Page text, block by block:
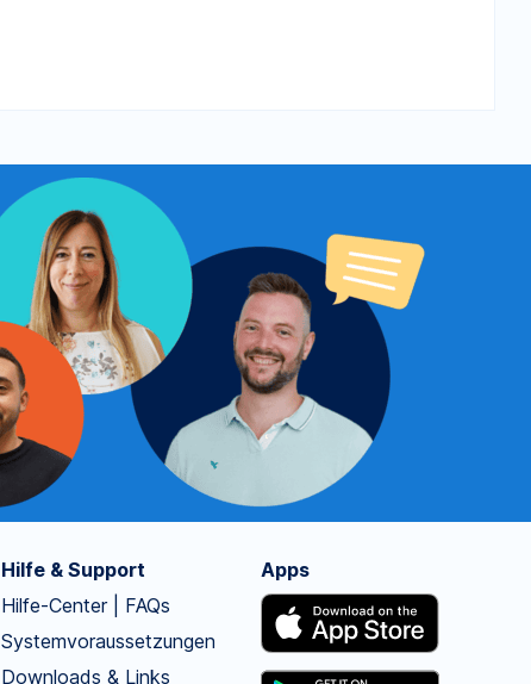
Hilfe & Support
Hilfe-Center | FAQs
Systemvoraussetzungen
Downloads & Links
Apps